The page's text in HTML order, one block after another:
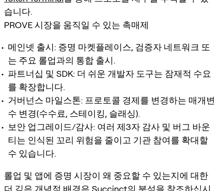
습니다.
PROVE 시장을 움직일 수 있는 촉매제
메인넷 출시: 증명 마켓플레이스, 검증자 네트워크 또
는 주요 롤업과의 통합 출시.
파트너십 및 SDK: 더 쉬운 개발자 도구는 잠재적 수요
를 확장합니다.
거버넌스 마일스톤: 프로토콜 경제를 변경하는 매개변
수 변경(수수료, 스테이킹, 슬래싱).
보안 업그레이드/감사: 여러 제3자 감사 및 버그 바운
티는 인식된 꼬리 위험을 줄이고 기관 참여를 확대할
수 있습니다.
롤업 및 앱에 증명 시장이 왜 중요할 수 있는지에 대한
더 깊은 개념적 배경은 Succinct의 분석을 참조하십시